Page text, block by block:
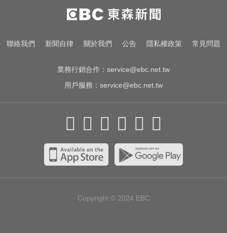
聯絡我們 新聞自律 關於我們 公告 隱私權政策 常見問題
業務行銷合作： service@ebc.net.tw
用戶服務： service@ebc.net.tw
Copyright © 2024 EBC